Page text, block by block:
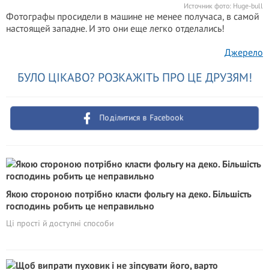
Источник фото: Huge-bull
Фотографы просидели в машине не менее получаса, в самой
настоящей западне. И это они еще легко отделались!
Джерело
БУЛО ЦІКАВО? РОЗКАЖІТЬ ПРО ЦЕ ДРУЗЯМ!
Поділитися в Facebook
Якою стороною потрібно класти фольгу на деко. Більшість
господинь робить це неправильно
Ці прості й доступні способи